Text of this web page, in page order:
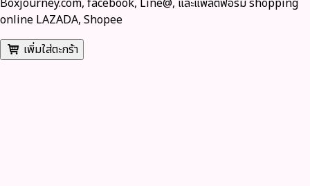
Boxjourney.com, facebook, Line@, และแพลตฟอร์ม shopping
online LAZADA, Shopee
เพิ่มใส่ตะกร้า